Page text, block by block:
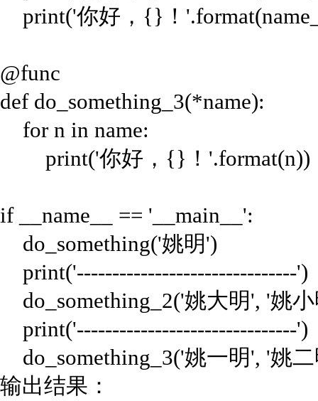
print('你好，{}！
@func
def do_something_3(*name):
for n in name:
print('你好，{}！'.format(n))
if __name__ == '__main__':
do_something('姚明')
print('-------------------------------')
do_something_2('姚大明', '姚
print('-------------------------------')
do_something_3('姚一明', '姚
输出结果：